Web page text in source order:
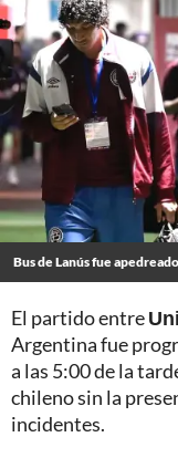
Bus de Lanús fue
El partido entre
Argentina fue
a las 5:00 de la
chileno sin la
incidentes.